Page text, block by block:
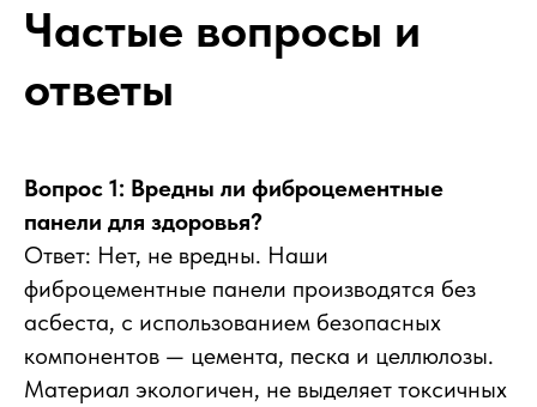
Частые вопросы и
ответы
Вопрос 1: Вредны ли фиброцементные
панели для здоровья?
Ответ: Нет, не вредны. Наши
фиброцементные панели производятся без
асбеста, с использованием безопасных
компонентов — цемента, песка и целлюлозы.
Материал экологичен, не выделяет токсичных